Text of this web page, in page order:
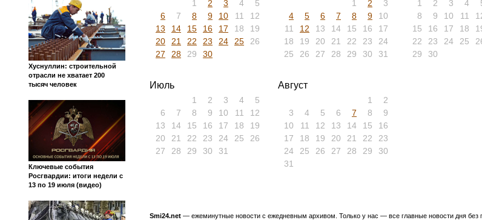
Хуснуллин: строительной
отрасли не хватает 200
тысяч человек
Ключевые события
Росгвардии: итоги недели с
13 по 19 июля (видео)
1 2 3 4
5
6
7 8 9 10 11
12
13
14 15 16 17 18
19
20
21 22 23 24 25
26
27
28 29 30
1 2
3
4
5 6 7 8 9
10
11
12 13 14 15 16
17
18
19 20 21 22 23
24
25
26 27 28 29 30 31
1 2 3 4
8
9 10 11
15
16 17 18
22
23 24 25
29
30
Июль
1 2 3 4
5
6
7 8 9 10 11
12
13
14 15 16 17 18
19
20
21 22 23 24 25
26
27
28 29 30 31
Август
1
2
3
4 5 6 7 8
9
10
11 12 13 14 15
16
17
18 19 20 21 22
23
24
25 26 27 28 29
30
31
Smi24.net — ежеминутные новости с ежедневным архивом. Только у нас — все главные новости дня без